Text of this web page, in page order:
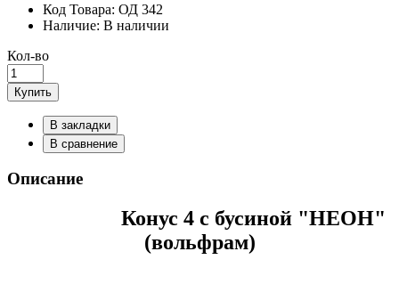
Код Товара: ОД 342
Наличие: В наличии
Кол-во
Купить
В закладки
В сравнение
Описание
Конус 4 с бусиной "НЕОН"
(вольфрам)